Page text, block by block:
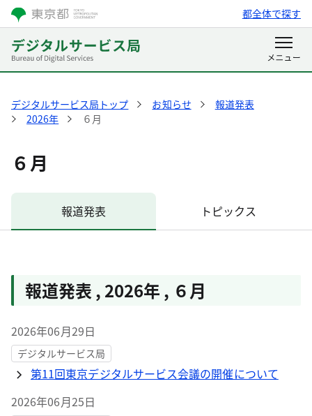
都全体で探す
デジタルサービス局トップ お知らせ
報道発表
2026年
６月
６月
報道発表 トピックス
報道発表 , 2026年 , ６月
2026年06月29日
デジタルサービス局
第11回東京デジタルサービス会議の開催について
2026年06月25日